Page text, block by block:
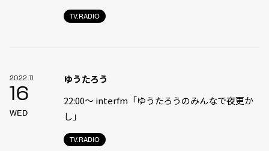
TV.RADIO
2022.11
16
WED
TV.RADIO
ゆうたろう
22:00〜 interfm「ゆうたろうのみんなで夜更か
し」